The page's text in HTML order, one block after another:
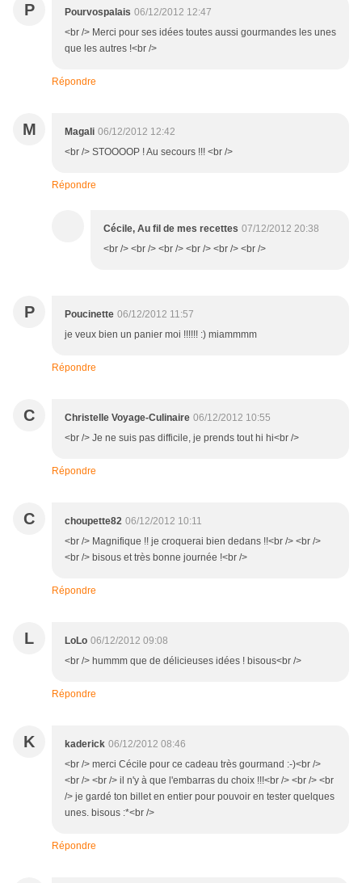
P Pourvospalais 06/12/2012 12:47
<br /> Merci pour ses idées toutes aussi gourmandes les unes
que les autres !<br />
Répondre
M Magali 06/12/2012 12:42
<br /> STOOOOP ! Au secours !!! <br />
Répondre
Cécile, Au fil de mes recettes 07/12/2012 20:38
<br /> <br /> <br /> <br /> <br /> <br />
P Poucinette 06/12/2012 11:57
je veux bien un panier moi !!!!!! :) miammmm
Répondre
C Christelle Voyage-Culinaire 06/12/2012 10:55
<br /> Je ne suis pas difficile, je prends tout hi hi<br />
Répondre
C choupette82 06/12/2012 10:11
<br /> Magnifique !! je croquerai bien dedans !!<br /> <br />
<br /> bisous et très bonne journée !<br />
Répondre
L LoLo 06/12/2012 09:08
<br /> hummm que de délicieuses idées ! bisous<br />
Répondre
K kaderick 06/12/2012 08:46
<br /> merci Cécile pour ce cadeau très gourmand :-)<br />
<br /> <br /> il n'y à que l'embarras du choix !!!<br /> <br /> <br
/> je gardé ton billet en entier pour pouvoir en tester quelques
unes. bisous :*<br />
Répondre